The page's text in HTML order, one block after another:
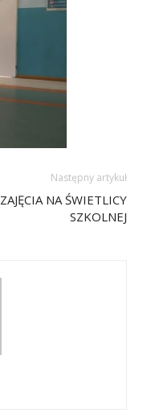
Następny artykuł
ZAJĘCIA NA ŚWIETLICY
SZKOLNEJ